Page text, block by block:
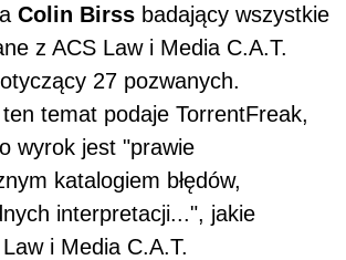
Colin Birss badający wszystkie
z ACS Law i Media C.A.T.
27 pozwanych.
temat podaje TorrentFreak,
wyrok jest "prawie
katalogiem błędów,
interpretacji...", jakie
Law i Media C.A.T.